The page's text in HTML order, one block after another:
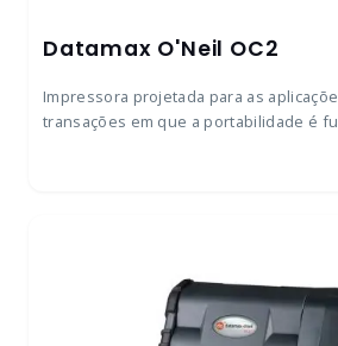
Datamax O'Neil OC2
Impressora projetada para as
transações em que a portabilidade é